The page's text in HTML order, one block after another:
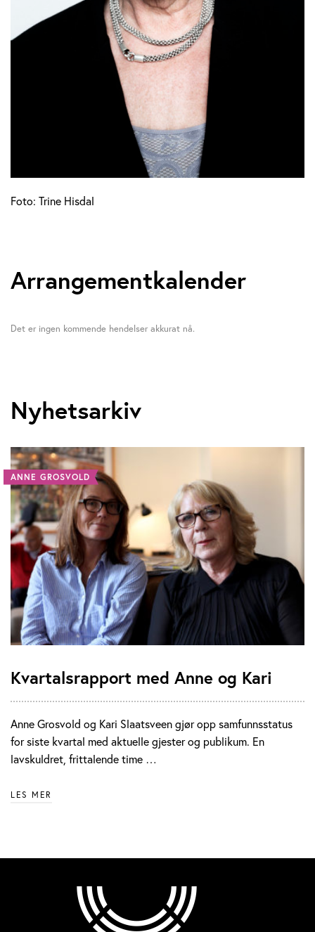
Foto: Trine Hisdal
Arrangementkalender
Det er ingen kommende hendelser akkurat nå.
Nyhetsarkiv
ANNE GROSVOLD
Kvartalsrapport med Anne og Kari
Anne Grosvold og Kari Slaatsveen gjør opp samfunnsstatus
for siste kvartal med aktuelle gjester og publikum. En
lavskuldret, frittalende time …
LES MER